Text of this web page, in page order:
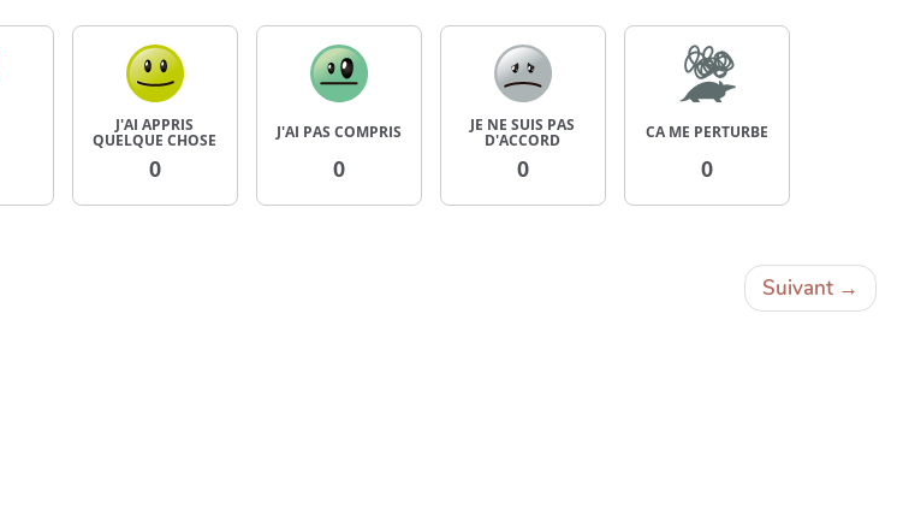
J'AI APPRIS
QUELQUE CHOSE
0
J'AI PAS COMPRIS
0
JE NE SUIS PAS
D'ACCORD
0
CA ME PERTURBE
0
Suivant →